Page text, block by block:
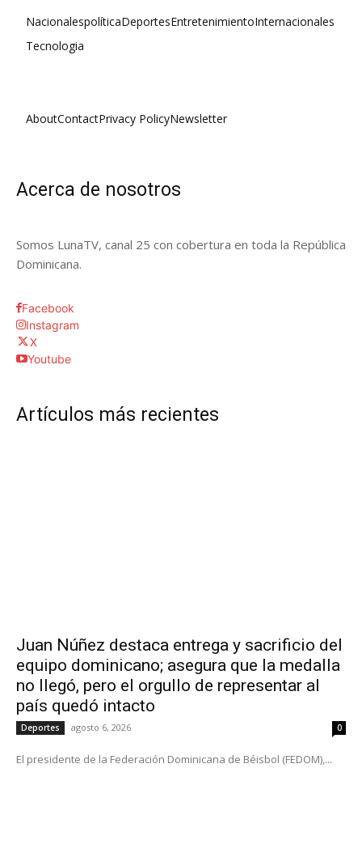
NacionalespolíticaDeportesEntretenimientoInternacionales
Tecnologia
AboutContactPrivacy PolicyNewsletter
Acerca de nosotros
Somos LunaTV, canal 25 con cobertura en toda la República
Dominicana.
Facebook
Instagram
X
Youtube
Artículos más recientes
Juan Núñez destaca entrega y sacrificio del
equipo dominicano; asegura que la medalla
no llegó, pero el orgullo de representar al
país quedó intacto
Deportes agosto 6, 2026 0
El presidente de la Federación Dominicana de Béisbol (FEDOM),...